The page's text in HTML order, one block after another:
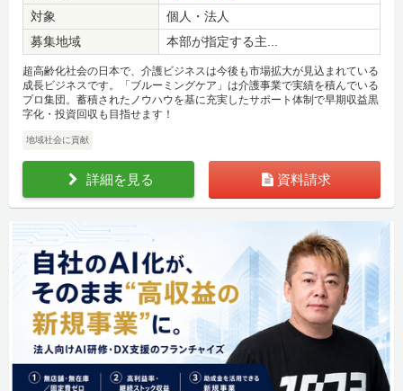
対象
個人・法人
募集地域
本部が指定する主...
超高齢化社会の日本で、介護ビジネスは今後も市場拡大が見込まれている
成長ビジネスです。「ブルーミングケア」は介護事業で実績を積んでいる
プロ集団。蓄積されたノウハウを基に充実したサポート体制で早期収益黒
字化・投資回収も目指せます！
地域社会に貢献
詳細を見る 資料請求